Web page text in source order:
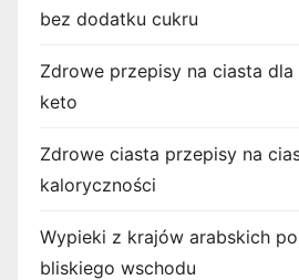
bez dodatku cukru
Zdrowe przepisy na ciasta
keto
Zdrowe ciasta przepisy na
kaloryczności
Wypieki z krajów arabskich
bliskiego wschodu